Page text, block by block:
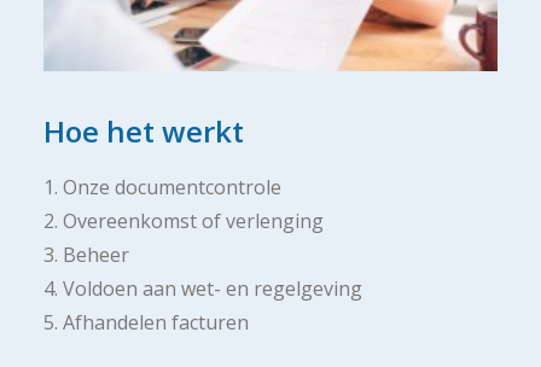
Hoe het werkt
1. Onze documentcontrole
2. Overeenkomst of verlenging
3. Beheer
4. Voldoen aan wet- en regelgeving
5. Afhandelen facturen